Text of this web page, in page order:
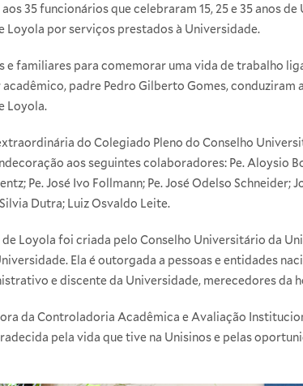
35 funcionários que celebraram 15, 25 e 35 anos
Loyola por serviços prestados à Universidade.
e familiares para comemorar uma vida de trabalho
padre Pedro Gilberto Gomes, conduziram
Loyola.
do Colegiado Pleno do Conselho
aos seguintes colaboradores: Pe. Aloysio
Pe. José Ivo Follmann; Pe. José Odelso
Dutra; Luiz Osvaldo Leite.
Loyola foi criada pelo Conselho Universitário da
Ela é outorgada a pessoas e entidades
e discente da Universidade, merecedores da
da Controladoria Acadêmica e Avaliação
pela vida que tive na Unisinos e pelas